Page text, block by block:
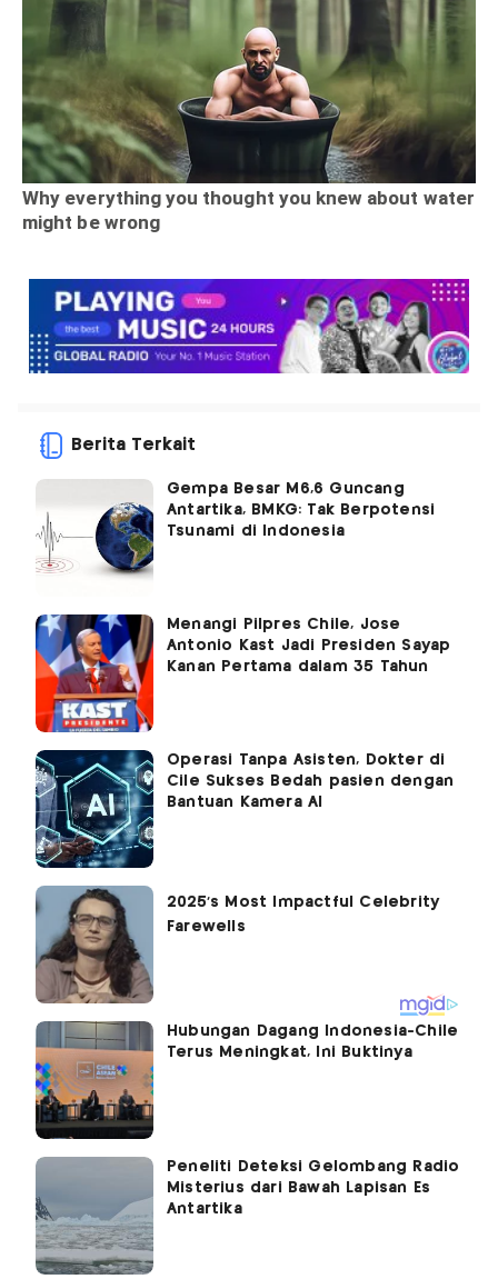
Berita Terkait
Gempa Besar M6,6 Guncang
Antartika, BMKG: Tak Berpotensi
Tsunami di Indonesia
Menangi Pilpres Chile, Jose
Antonio Kast Jadi Presiden Sayap
Kanan Pertama dalam 35 Tahun
Operasi Tanpa Asisten, Dokter di
Cile Sukses Bedah pasien dengan
Bantuan Kamera AI
Hubungan Dagang Indonesia-Chile
Terus Meningkat, Ini Buktinya
Peneliti Deteksi Gelombang Radio
Misterius dari Bawah Lapisan Es
Antartika